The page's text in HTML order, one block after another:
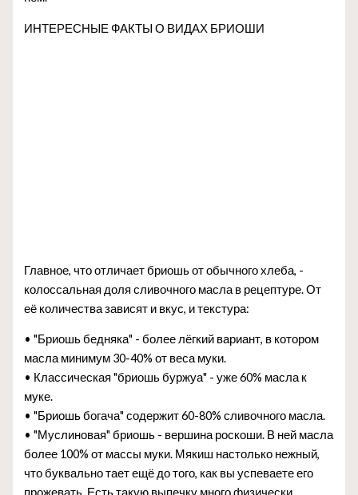
ИНТЕРЕСНЫЕ ФАКТЫ О ВИДАХ БРИОШИ
Главное, что отличает бриошь от обычного хлеба, -
колоссальная доля сливочного масла в рецептуре. От
её количества зависят и вкус, и текстура:
• "Бриошь бедняка" - более лёгкий вариант, в котором
масла минимум 30-40% от веса муки.
• Классическая "бриошь буржуа" - уже 60% масла к
муке.
• "Бриошь богача" содержит 60-80% сливочного масла.
• "Муслиновая" бриошь - вершина роскоши. В ней масла
более 100% от массы муки. Мякиш настолько нежный,
что буквально тает ещё до того, как вы успеваете его